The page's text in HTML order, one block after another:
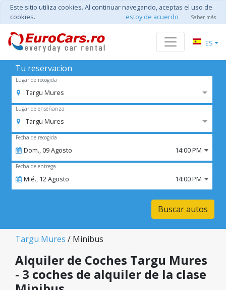
Este sitio utiliza cookies. Al continuar navegando, aceptas el uso de
cookies.
estoy de acuerdo Saber más
ES
Tu reservacion
Lugar de recogida
Targu Mures
Lugar de enseñanza
Targu Mures
Fecha de recogida
Dom.,09Agosto 14:00 PM
Fecha de entrega
Mié., 12Agosto 14:00 PM
Buscar autos
Targu Mures / Minibus
Alquiler de Coches Targu Mures
- 3 coches de alquiler de la clase